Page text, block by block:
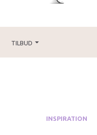
TILBUD
INSPIRATION